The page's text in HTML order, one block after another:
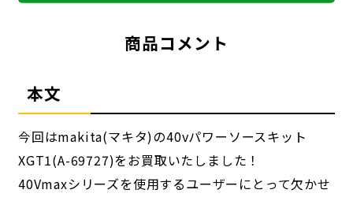
商品コメント
本文
今回はmakita(マキタ)の40vパワーソースキット
XGT1(A-69727)をお買取いたしました！
40Vmaxシリーズを使用するユーザーにとって欠かせ